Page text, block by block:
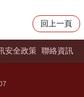
回上一頁
安全政策 聯絡資訊